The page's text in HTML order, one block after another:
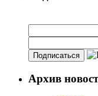
Архив